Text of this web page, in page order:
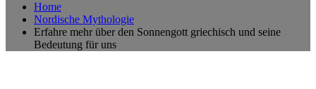
Home
Nordische Mythologie
Erfahre mehr über den Sonnengott griechisch und seine
Bedeutung für uns